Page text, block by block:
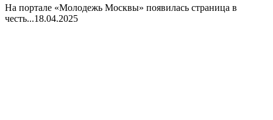
На портале «Молодежь Москвы» появилась страница в
честь...18.04.2025